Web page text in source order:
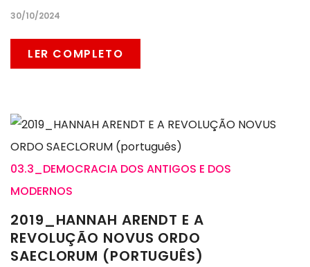
30/10/2024
LER COMPLETO
03.3_DEMOCRACIA DOS ANTIGOS E DOS
MODERNOS
2019_HANNAH ARENDT E A
REVOLUÇÃO NOVUS ORDO
SAECLORUM (PORTUGUÊS)